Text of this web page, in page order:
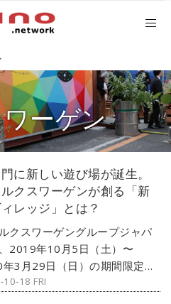
ーゲン
に新しい遊び場が誕生。
クスワーゲンが創る「新
レッジ」とは？
クスワーゲングループジャパ
2019年10月5日（土）〜
3月29日（日）の期間限定に
が集まり、新しいコトが生ま
18 FRI